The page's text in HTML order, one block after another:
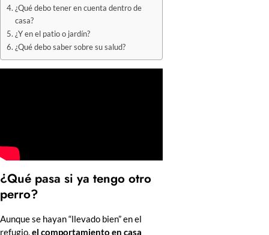
¿Qué debo tener en cuenta dentro de
casa?
¿Y en el patio o jardín?
¿Qué debo saber sobre su salud?
¿Qué pasa si ya tengo otro
perro?
Aunque se hayan “llevado bien” en el
refugio,el comportamiento en casa